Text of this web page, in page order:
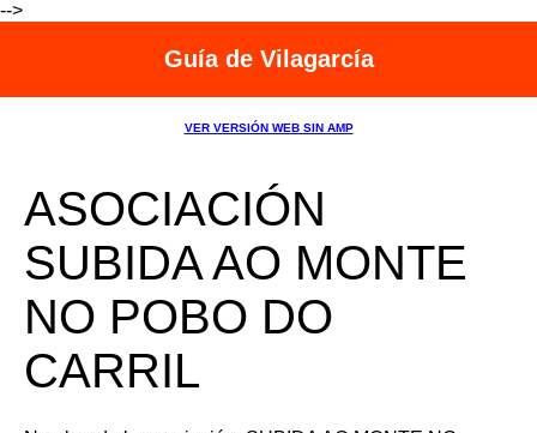
-->
Guía de Vilagarcía
VER VERSIÓN WEB SIN AMP
ASOCIACIÓN
SUBIDA AO MONTE
NO POBO DO
CARRIL